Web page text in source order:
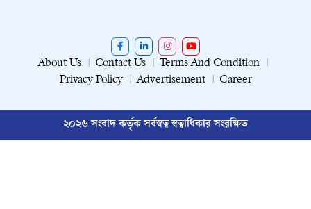
About Us Contact Us
Terms And Condition
Privacy Policy
Advertisement Career
২০২৬ সংবাদ কর্তৃক সর্বস্বত্ব স্বত্বাধিকার সংরক্ষিত